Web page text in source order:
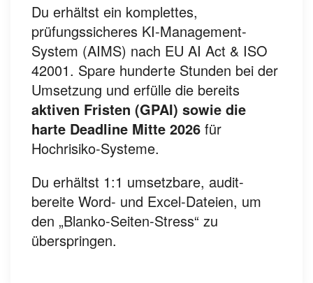
Du erhältst ein komplettes,
prüfungssicheres KI-Management-
System (AIMS) nach EU AI Act & ISO
42001. Spare hunderte Stunden bei der
Umsetzung und erfülle die bereits
aktiven Fristen (GPAI) sowie die
harte Deadline Mitte 2026 für
Hochrisiko-Systeme.
Du erhältst 1:1 umsetzbare, audit-
bereite Word- und Excel-Dateien, um
den „Blanko-Seiten-Stress“ zu
überspringen.